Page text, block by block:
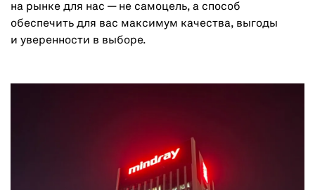
на рынке для нас — не самоцель, а способ
обеспечить для вас максимум качества, выгоды
и уверенности в выборе.